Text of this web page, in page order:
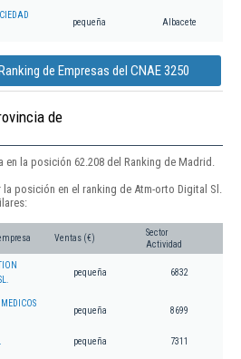
pequeña Albacete
de Empresas del CNAE 3250
de
en la posición 62.208 del Ranking de Madrid.
posición en el ranking de Atm-orto Digital Sl.
Ventas (€)
Sector
Actividad
pequeña 6832
pequeña 8699
pequeña 7311